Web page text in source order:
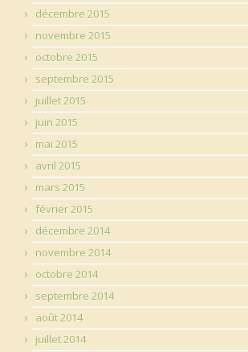
décembre 2015
novembre 2015
octobre 2015
septembre 2015
juillet 2015
juin 2015
mai 2015
avril 2015
mars 2015
février 2015
décembre 2014
novembre 2014
octobre 2014
septembre 2014
août 2014
juillet 2014